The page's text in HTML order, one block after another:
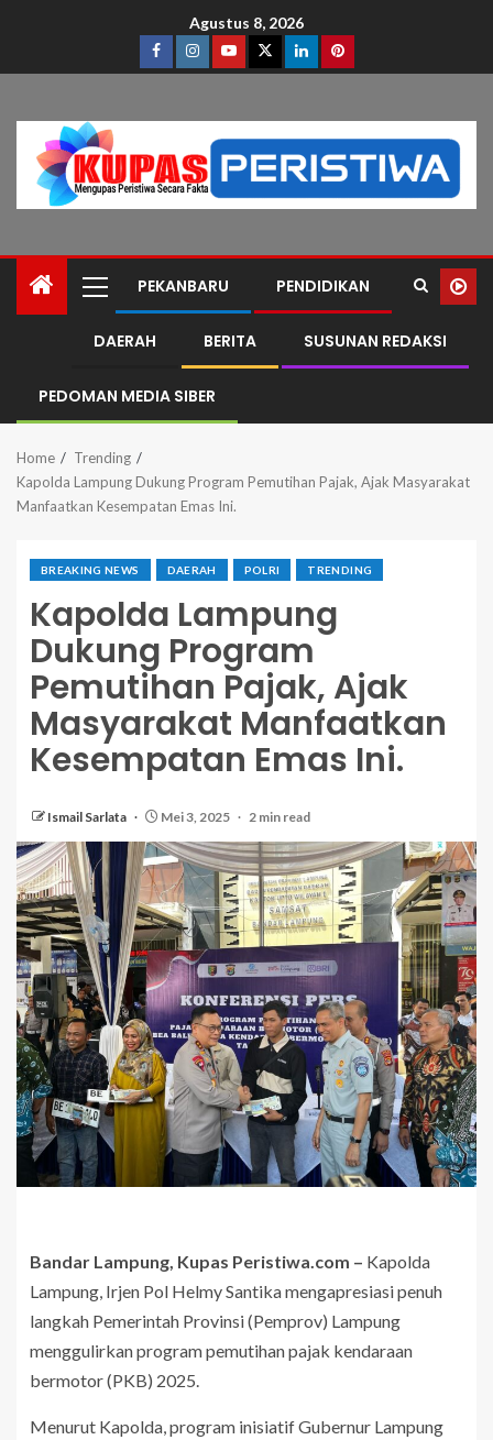
Agustus 8, 2026
PEKANBARU PENDIDIKAN
DAERAH BERITA SUSUNAN REDAKSI
PEDOMAN MEDIA SIBER
Home
Trending
Kapolda Lampung Dukung Program Pemutihan Pajak, Ajak Masyarakat
Manfaatkan Kesempatan Emas Ini.
BREAKING NEWS DAERAH POLRI TRENDING
Kapolda Lampung
Dukung Program
Pemutihan Pajak, Ajak
Masyarakat Manfaatkan
Kesempatan Emas Ini.
Ismail Sarlata Mei 3, 2025 2 min read
Bandar Lampung, Kupas Peristiwa.com – Kapolda
Lampung, Irjen Pol Helmy Santika mengapresiasi penuh
langkah Pemerintah Provinsi (Pemprov) Lampung
menggulirkan program pemutihan pajak kendaraan
bermotor (PKB) 2025.
Menurut Kapolda, program inisiatif Gubernur Lampung